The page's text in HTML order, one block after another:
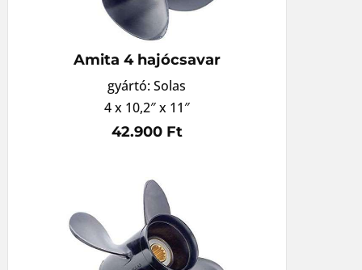
Amita 4 hajócsavar
gyártó: Solas
4 x 10,2″ x 11″
42.900 Ft